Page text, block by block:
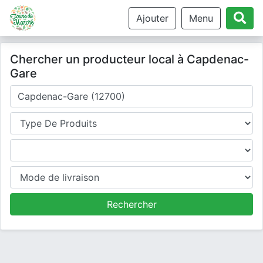
Ajouter Menu
Chercher un producteur local à Capdenac-
Gare
Où cherchez-vous un producteur ?
Type de produits
Produits
Mode de livraison
Rechercher